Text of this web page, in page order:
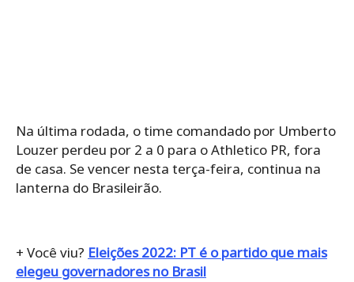
Na última rodada, o time comandado por Umberto
Louzer perdeu por 2 a 0 para o Athletico PR, fora
de casa. Se vencer nesta terça-feira, continua na
lanterna do Brasileirão.
+ Você viu? Eleições 2022: PT é o partido que mais
elegeu governadores no Brasil